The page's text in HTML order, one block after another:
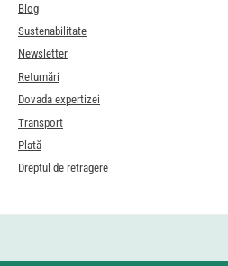
Blog
Sustenabilitate
Newsletter
Returnări
Dovada expertizei
Transport
Plată
Dreptul de retragere